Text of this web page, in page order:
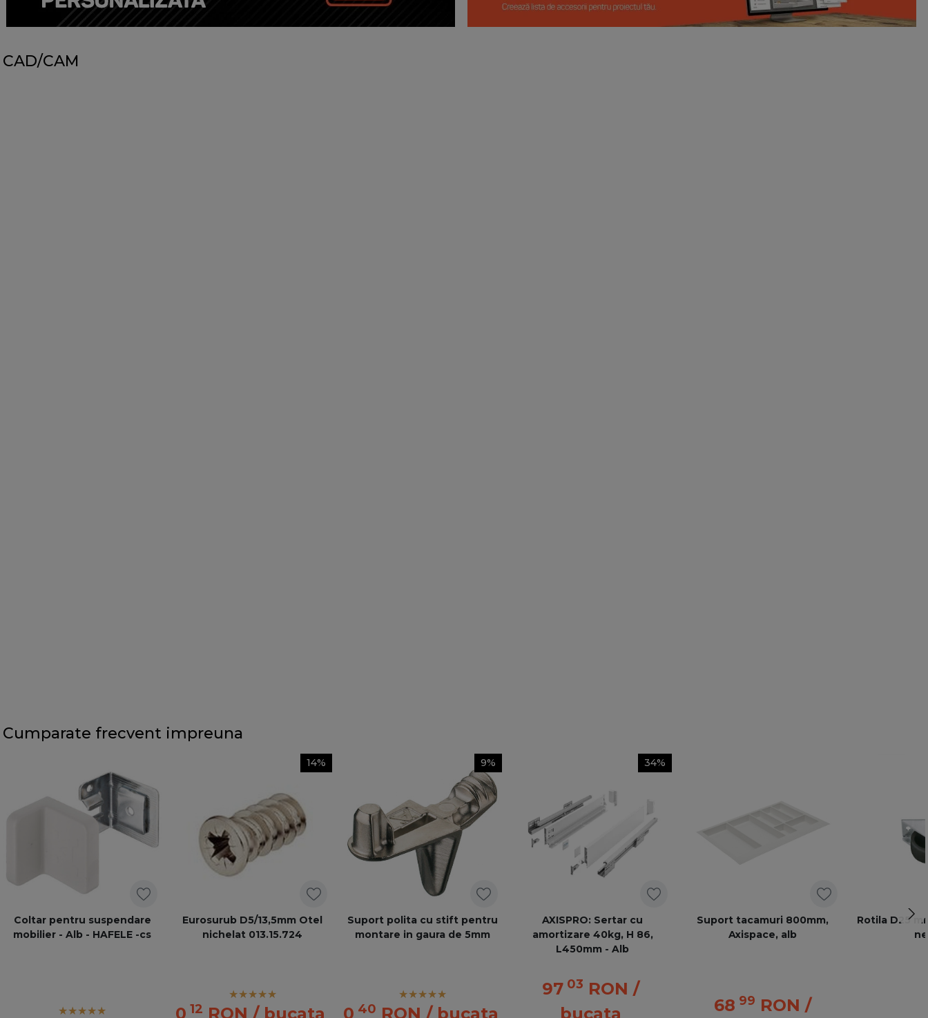
CAD/CAM
Cumparate frecvent impreuna
Coltar pentru suspendare
mobilier - Alb - HAFELE -cs
14%
Eurosurub D5/13,5mm Otel
nichelat 013.15.724
0 12 RON / bucata
9%
Suport polita cu stift pentru
montare in gaura de 5mm
0 40 RON / bucata
34%
AXISPRO: Sertar cu
amortizare 40kg, H 86,
L450mm - Alb
97 03 RON /
bucata
Suport tacamuri 800mm,
Axispace, alb
68 99 RON /
Rotila D25